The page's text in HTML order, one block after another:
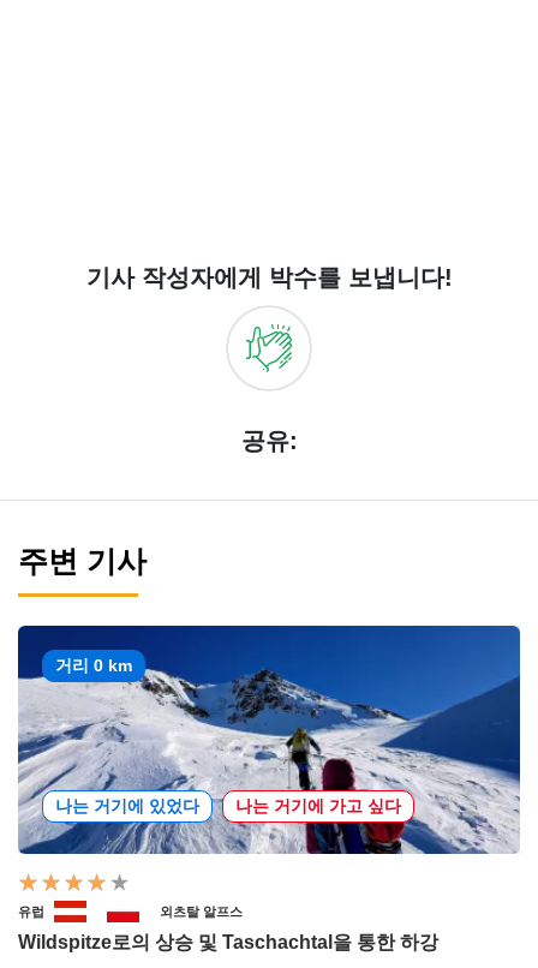
기사 작성자에게 박수를 보냅니다!
공유:
주변 기사
거리 0 km
나는 거기에 있었다 나는 거기에 가고 싶다
유럽 외츠탈 알프스
Wildspitze로의 상승 및 Taschachtal을 통한 하강